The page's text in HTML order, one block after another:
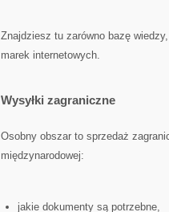
Znajdziesz tu zarówno bazę
marek internetowych.
Wysyłki zagraniczne
Osobny obszar to sprzedaż
międzynarodowej:
jakie dokumenty są potrzebne,